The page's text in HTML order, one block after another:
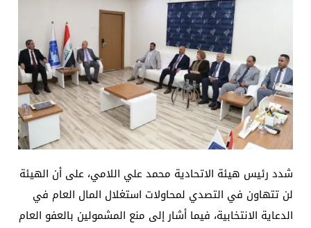
د. حسن جمعة يهنئ الأستاذ كريم حمادي برئاسة نادي
شدد رئيس هيئة الاتحادية محمد علي اللامي، على أن الهيئة
لن تتهاون في التصدي لمحاولات استغلال المال العام في
الدعاية الانتخابية، فيما أشار إلى منع المشمولين بالعفو العام